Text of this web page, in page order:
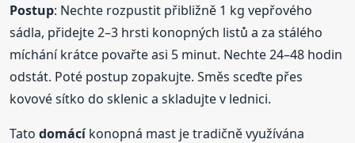
Postup: Nechte rozpustit přibližně 1 kg vepřového
sádla, přidejte 2–3 hrsti konopných listů a za stálého
míchání krátce povařte asi 5 minut. Nechte 24–48 hodin
odstát. Poté postup zopakujte. Směs sceďte přes
kovové sítko do sklenic a skladujte v lednici.
Tatodomácíkonopná mast je tradičně využívána